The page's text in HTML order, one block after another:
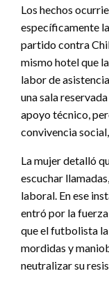
Los hechos
específicamente
partido contra
mismo hotel que
labor de
una sala
apoyo técnico,
convivencia
La mujer detalló
escuchar
laboral. En ese
entró por la
que el futbolista
mordidas y
neutralizar su